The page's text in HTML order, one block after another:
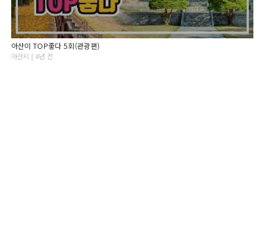
아산이 TOP좋다 5회(관광편)
아산시 | 4년 전